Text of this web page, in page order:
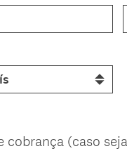
cobrança (caso